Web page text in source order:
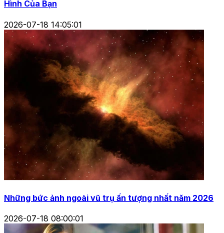
Hình Của Bạn
2026-07-18 14:05:01
Những bức ảnh ngoài vũ trụ ấn tượng nhất năm 2026
2026-07-18 08:00:01